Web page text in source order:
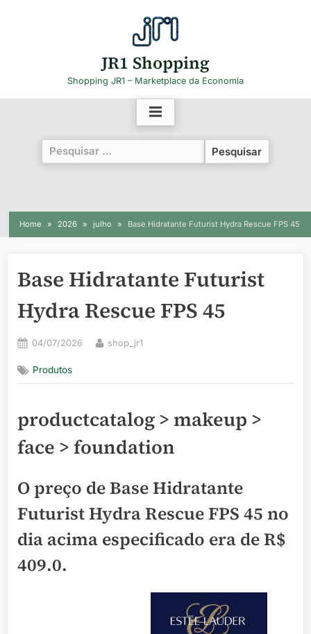
JR1 Shopping
Shopping JR1 – Marketplace da Economia
Pesquisar
por:
Home 2026 julho Base Hidratante Futurist Hydra Rescue FPS 45
Base Hidratante Futurist
Hydra Rescue FPS 45
Posted
04/07/2026 By
shop_jr1
Produtos
productcatalog > makeup >
face > foundation
O preço de Base Hidratante
Futurist Hydra Rescue FPS 45 no
dia acima especificado era deR$
409.0.